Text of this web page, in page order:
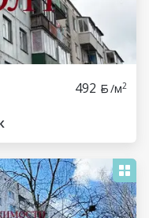
492 /м2